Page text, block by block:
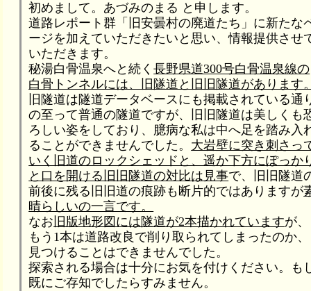
初めまして。あづみのまる と申します。
道路レポート群「旧安曇村の廃道たち」に新たな
ージを加えていただきたいと思い、情報提供させ
いただきます。
秘湯白骨温泉へと続く長野県道300号白骨温泉線の
白骨トンネルには、旧隧道と旧旧隧道があります
旧隧道は隧道データベースにも掲載されている通
の至って普通の隧道ですが、旧旧隧道は美しくも
ろしい姿をしており、臆病な私は中へ足を踏み入
ることができませんでした。 大岩壁に突き刺さっ
いく旧道のロックシェッドと、遥か下方にぽっか
と口を開ける旧旧隧道の対比は見事で、旧旧隧道
前後に残る旧旧道の痕跡も断片的ではありますが
晴らしいの一言です。
なお 旧版地形図には隧道が2本描かれていますが、
もう1本は道路改良で削り取られてしまったのか、
見つけることはできませんでした。
探索される場合は十分にお気を付けください。も
既にご存知でしたらすみません。